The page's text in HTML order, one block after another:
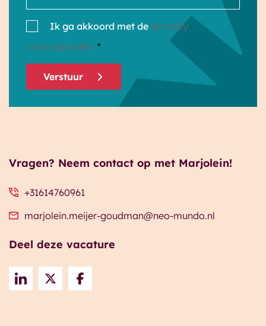
Ik ga akkoord met de privacy
voorwaarden *
Verstuur
Vragen? Neem contact op met Marjolein!
+31614760961
marjolein.meijer-goudman@neo-mundo.nl
Deel deze vacature